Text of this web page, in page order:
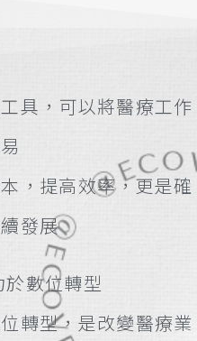
具，可以將醫療工作
，提高效率，更是確
發展
數位轉型
轉型，是改變醫療業